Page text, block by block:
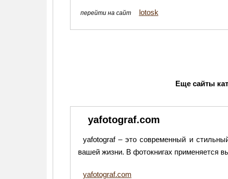
перейти на сайт lotosk
Еще сайты
yafotograf.com
yafotograf – это современный и
вашей жизни. В фотокнигах применяется
yafotograf.com